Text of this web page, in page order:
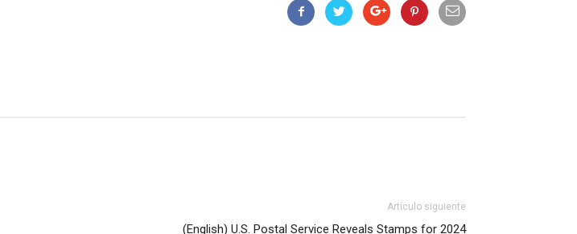
Artículo siguiente
(English) U.S. Postal Service Reveals Stamps for 2024